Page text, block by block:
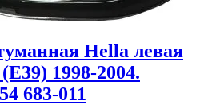
Hella левая
1998-2004.
683-011